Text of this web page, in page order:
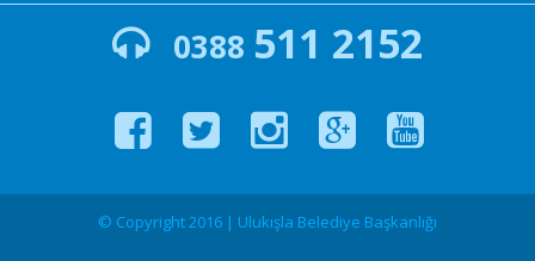
0388 511 2152
© Copyright 2016 | Ulukışla Belediye Başkanlığı